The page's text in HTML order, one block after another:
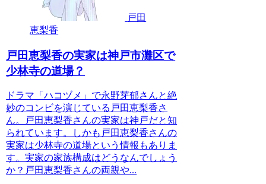
戸田
恵梨香
戸田恵梨香の実家は神戸市灘区で
少林寺の道場？
ドラマ「ハコヅメ」で永野芽郁さんと絶
妙のコンビを演じている戸田恵梨香さ
ん。戸田恵梨香さんの実家は神戸だと知
られています。しかも戸田恵梨香さんの
実家は少林寺の道場という情報もありま
す。実家の家族構成はどうなんでしょう
か？戸田恵梨香さんの両親や...